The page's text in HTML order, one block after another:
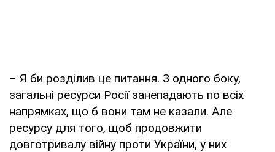
– Я би розділив це питання. З одного боку,
загальні ресурси Росії занепадають по всіх
напрямках, що б вони там не казали. Але
ресурсу для того, щоб продовжити
довготривалу війну проти України, у них